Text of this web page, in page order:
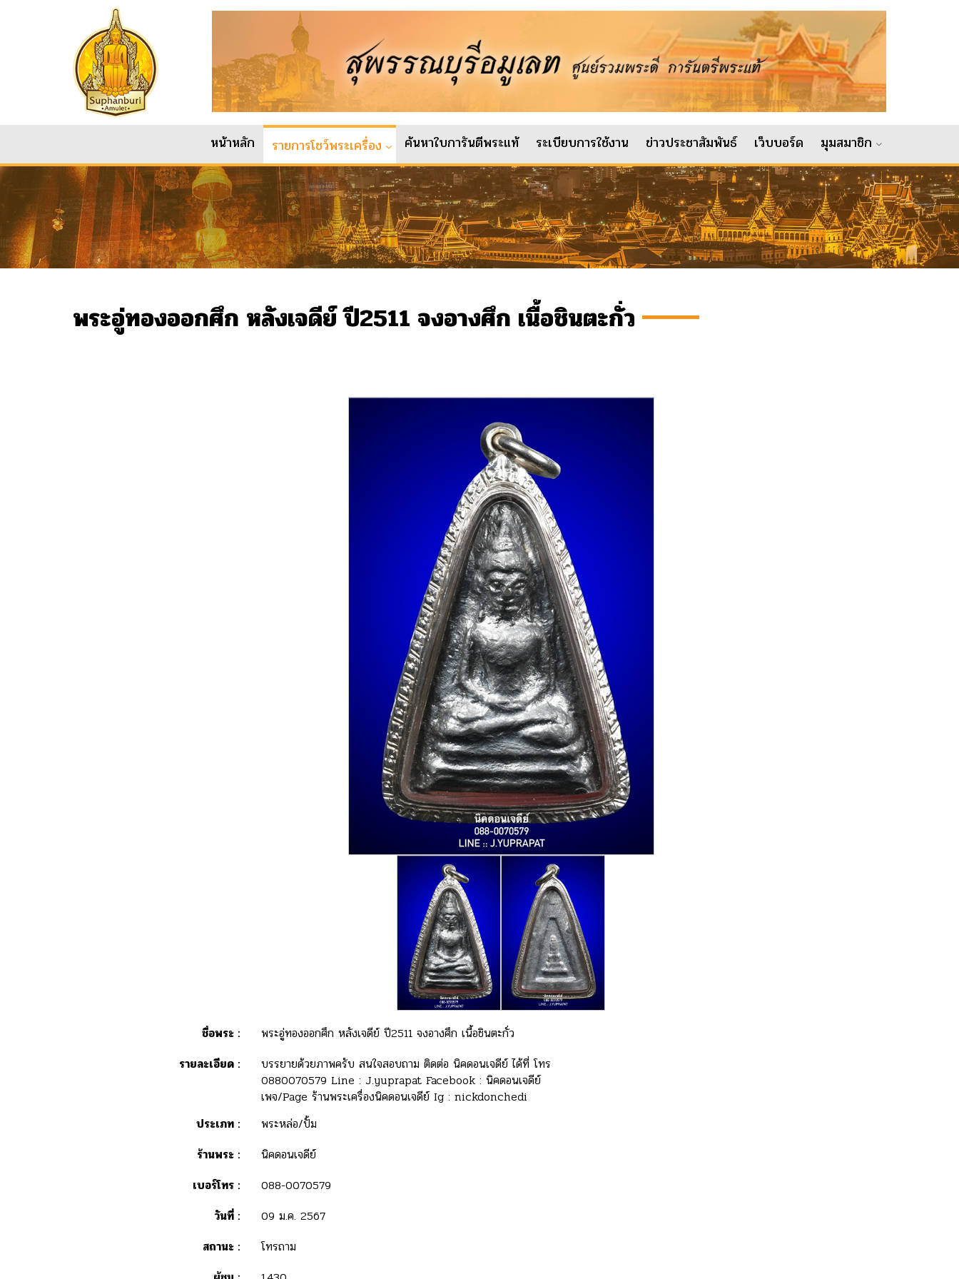
หน้าหลัก รายการโชว์พระเครื่อง ค้นหาใบการันตีพระแท้ ระเบียบการใช้งาน ข่าวประชาสัมพันธ์ เว็บบอร์ด มุมสมาชิก
พระอู่ทองออกศึก หลังเจดีย์ ปี2511 จงอางศึก เนื้อชินตะกั่ว
ชื่อพระ :
พระอู่ทองออกศึก หลังเจดีย์ ปี2511 จงอางศึก เนื้อชินตะกั่ว
รายละเอียด :
บรรยายด้วยภาพครับ สนใจสอบถาม ติดต่อ นิคดอนเจดีย์ ได้ที่ โทร
0880070579 Line : J.yuprapat Facebook : นิคดอนเจดีย์
เพจ/Page ร้านพระเครื่องนิคดอนเจดีย์ Ig : nickdonchedi
ประเภท :
พระหล่อ/ปั้ม
ร้านพระ :
นิคดอนเจดีย์
เบอร์โทร :
088-0070579
วันที่ :
09 ม.ค. 2567
สถานะ :
โทรถาม